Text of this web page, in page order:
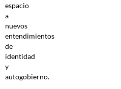
espacio
a
nuevos
entendimientos
de
identidad
y
autogobierno.